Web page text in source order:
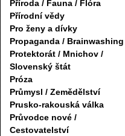
Příroda / Fauna / Flóra
Přírodní vědy
Pro ženy a dívky
Propaganda / Brainwashing
Protektorát / Mnichov /
Slovenský štát
Próza
Průmysl / Zemědělství
Prusko-rakouská válka
Průvodce nové /
Cestovatelství